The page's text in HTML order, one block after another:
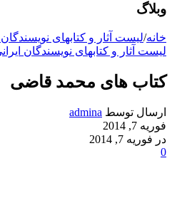
وبلاگ
خانه/لیست آثار و کتابهای
لیست آثار و کتابهای نویسندگان
کتاب های محمد قاضی
ارسال توسط admina
فوریه 7, 2014
در فوریه 7, 2014
0